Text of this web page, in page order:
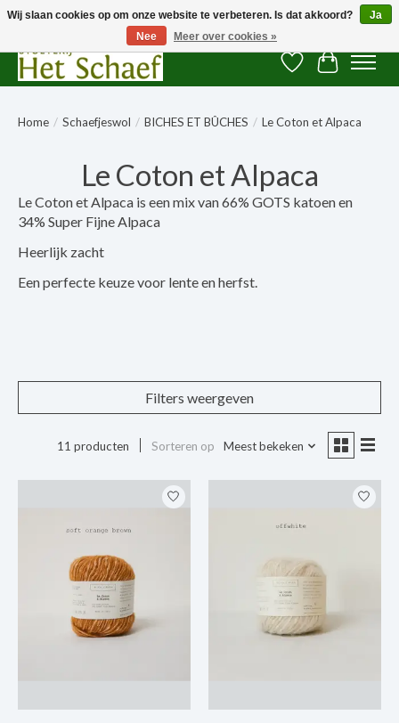
Verlanglijst
Home / Schaefjeswol / BICHES ET BÛCHES / Le Coton et Alpaca
Le Coton et Alpaca
Le Coton et Alpaca is een mix van 66% GOTS katoen en
34% Super Fijne Alpaca
Heerlijk zacht
Een perfecte keuze voor lente en herfst.
Filters weergeven
11 producten Sorteren op Meest bekeken
Wij slaan cookies op om onze website te verbeteren. Is dat akkoord?
Ja
Nee
Meer over cookies »